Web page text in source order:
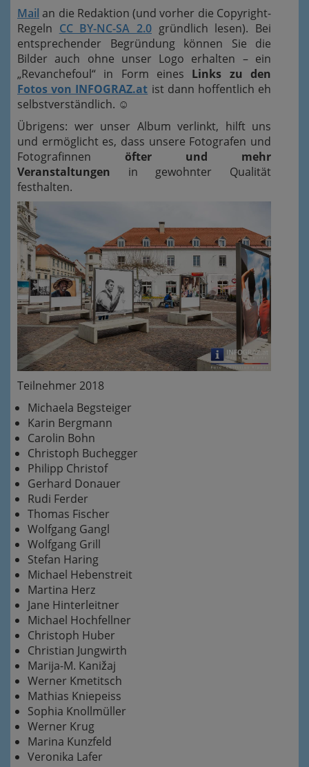
Mail an die Redaktion (und vorher die Copyright-
Regeln CC BY-NC-SA 2.0 gründlich lesen). Bei
entsprechender Begründung können Sie die
Bilder auch ohne unser Logo erhalten – ein
„Revanchefoul“ in Form eines Links zu den
Fotos von INFOGRAZ.at ist dann hoffentlich eh
selbstverständlich. ☺
Übrigens: wer unser Album verlinkt, hilft uns
und ermöglicht es, dass unsere Fotografen und
Fotografinnen öfter und mehr
Veranstaltungen in gewohnter Qualität
festhalten.
Teilnehmer 2018
Michaela Begsteiger
Karin Bergmann
Carolin Bohn
Christoph Buchegger
Philipp Christof
Gerhard Donauer
Rudi Ferder
Thomas Fischer
Wolfgang Gangl
Wolfgang Grill
Stefan Haring
Michael Hebenstreit
Martina Herz
Jane Hinterleitner
Michael Hochfellner
Christoph Huber
Christian Jungwirth
Marija-M. Kanižaj
Werner Kmetitsch
Mathias Kniepeiss
Sophia Knollmüller
Werner Krug
Marina Kunzfeld
Veronika Lafer